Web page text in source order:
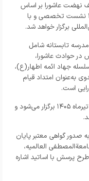
نهضت عاشورا بر اساس
منظومه فکری امام خامنه‌ای(ره)، در قالب ۱۶ نشست تخصصی و با
برگزار خواهد شد.
تابستانه شامل
حوادث عاشورا،
جهاد ائمه اطهار(ع)،
به‌عنوان امتداد قیام
است.
این دوره به‌صورت برخط (آنلاین) از ۶ تا ۱۴ تیرماه ۱۴۰۵ برگزار می‌شود و
صدور گواهی معتبر پایان
العالمیه،
پرسش با اساتید اشاره